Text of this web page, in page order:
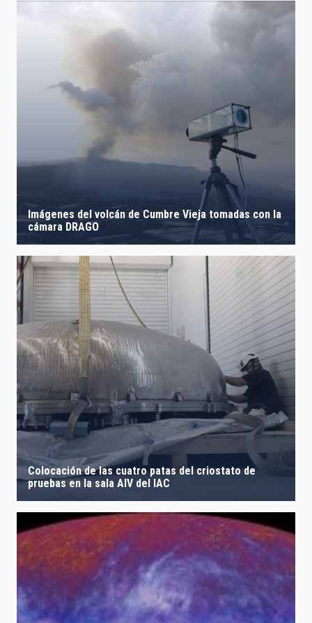
Imágenes del volcán de Cumbre Vieja tomadas con la
cámara DRAGO
Colocación de las cuatro patas del criostato de
pruebas en la sala AIV del IAC